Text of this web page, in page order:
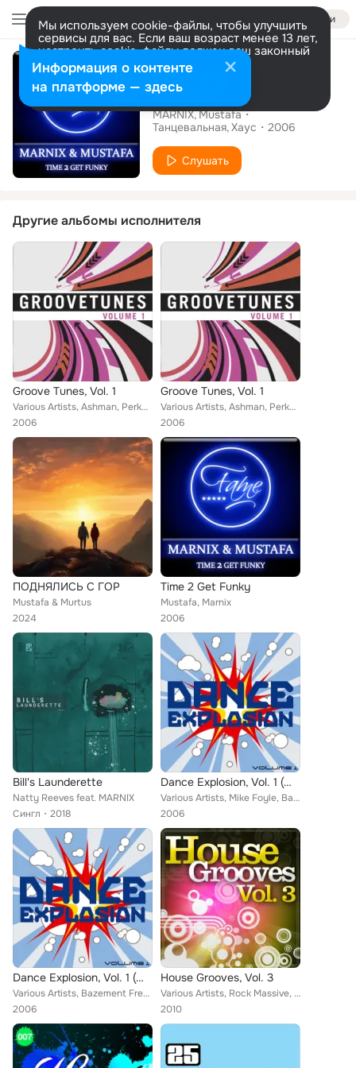
Войти
Мы используем cookie-файлы, чтобы улучшить
сервисы для вас. Если ваш возраст менее 13 лет,
настроить cookie-файлы должен ваш законный
представитель. Больше информации
Разрешить все Настроить
Сингл
Time 2 Get Funky
MARNIX Mustafa
Танцевальная Хаус 2006
Слушать
Другие альбомы исполнителя
Groove Tunes, Vol. 1
Various Artists, Ashman, Perky, Bazement Freakz, Stephanie B, Third Member, Spirit ID, Sammy Peralta, Armin van Buuren, Chevy Es...
2006
Groove Tunes, Vol. 1
Various Artists, Ashman, Perky, Bazement Freakz, Stephanie B, Third Member, Spirit ID, Sammy Peralta, Armin van Buuren, Chevy Es...
2006
ПОДНЯЛИСЬ С ГОР
Mustafa & Murtus
2024
Time 2 Get Funky
Mustafa, Marnix
2006
Bill's Launderette
Natty Reeves feat. MARNIX
Сингл
2018
Dance Explosion, Vol. 1 (Ww Excl. USA, Can, Benelux)
Various Artists, Mike Foyle, Bazement Freakz, Marnix, Mark Otten, Oliver Moldan, M.I.K.E., Stephanie B, Hidden Logic, Armin van ...
2006
Dance Explosion, Vol. 1 (WW Excl. USA, Can, Benelux)
Various Artists, Bazement Freakz, Mark Otten, Oliver Moldan, M.I.K.E., Stephanie B, Armin van Buuren, Interstate, Mustafa, Signa...
2006
House Grooves, Vol. 3
Various Artists, Rock Massive, Chris Reece, StoneBridge, Marnix, Third Member, Timofey, Chris Kaeser, Franky Rizardo, Supersub, ...
2010
Информация о контенте
на платформе — здесь